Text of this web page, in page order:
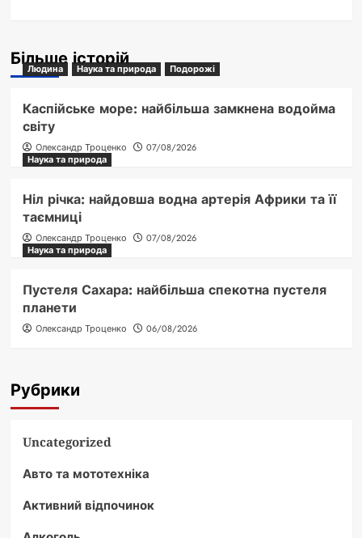
Більше історій
Людина Наука та природа Подорожі
Каспійське море: найбільша замкнена водойма
світу
Олександр Троценко
07/08/2026
Наука та природа
Ніл річка: найдовша водна артерія Африки та її
таємниці
Олександр Троценко
07/08/2026
Наука та природа
Пустеля Сахара: найбільша спекотна пустеля
планети
Олександр Троценко 06/08/2026
Рубрики
Uncategorized
Авто та мототехніка
Активний відпочинок